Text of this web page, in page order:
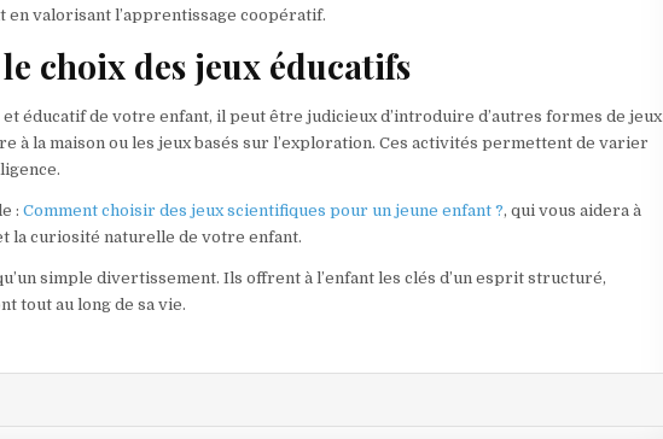
valorisant l’apprentissage coopératif.
choix des jeux éducatifs
éducatif de votre enfant, il peut être judicieux d’introduire d’autres formes de jeux
à la maison ou les jeux basés sur l’exploration. Ces activités permettent de varier
: Comment choisir des jeux scientifiques pour un jeune enfant ?, qui vous aidera à
la curiosité naturelle de votre enfant.
simple divertissement. Ils offrent à l’enfant les clés d’un esprit structuré,
tout au long de sa vie.